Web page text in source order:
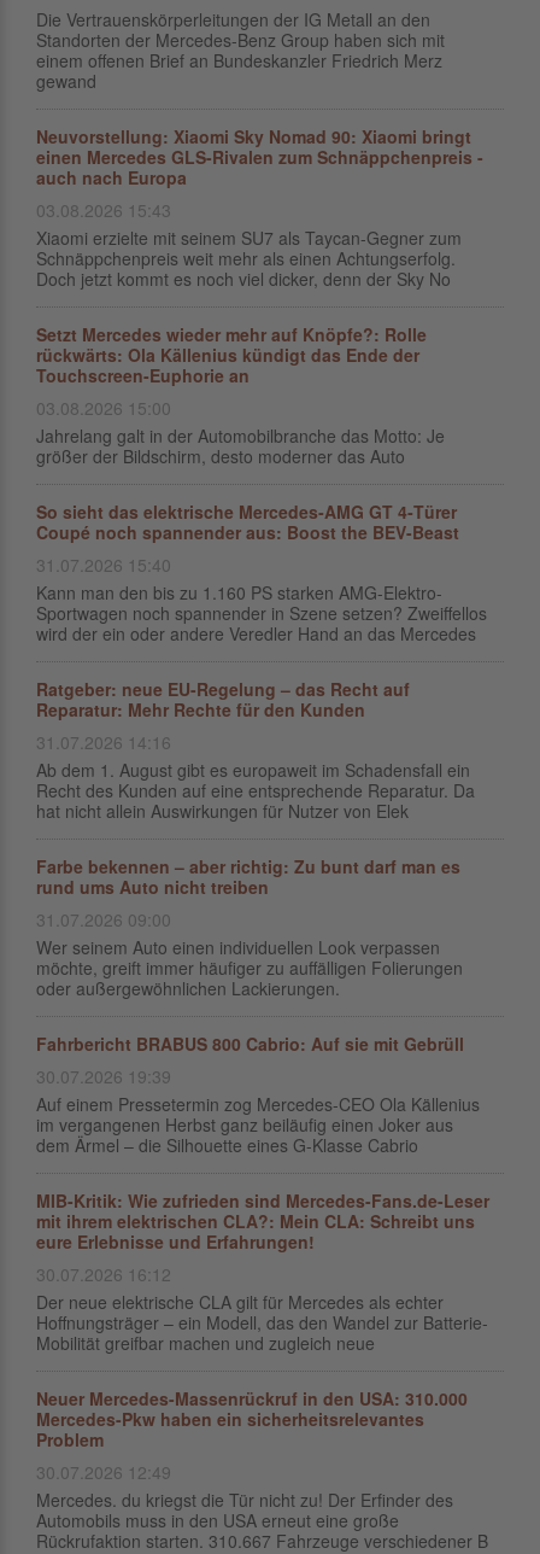
Die Vertrauenskörperleitungen der IG Metall an den
Standorten der Mercedes-Benz Group haben sich mit
einem offenen Brief an Bundeskanzler Friedrich Merz
gewand
Neuvorstellung: Xiaomi Sky Nomad 90: Xiaomi bringt
einen Mercedes GLS-Rivalen zum Schnäppchenpreis -
auch nach Europa
03.08.2026 15:43
Xiaomi erzielte mit seinem SU7 als Taycan-Gegner zum
Schnäppchenpreis weit mehr als einen Achtungserfolg.
Doch jetzt kommt es noch viel dicker, denn der Sky No
Setzt Mercedes wieder mehr auf Knöpfe?: Rolle
rückwärts: Ola Källenius kündigt das Ende der
Touchscreen-Euphorie an
03.08.2026 15:00
Jahrelang galt in der Automobilbranche das Motto: Je
größer der Bildschirm, desto moderner das Auto
So sieht das elektrische Mercedes‑AMG GT 4‑Türer
Coupé noch spannender aus: Boost the BEV-Beast
31.07.2026 15:40
Kann man den bis zu 1.160 PS starken AMG-Elektro-
Sportwagen noch spannender in Szene setzen? Zweiffellos
wird der ein oder andere Veredler Hand an das Mercedes
Ratgeber: neue EU-Regelung – das Recht auf
Reparatur: Mehr Rechte für den Kunden
31.07.2026 14:16
Ab dem 1. August gibt es europaweit im Schadensfall ein
Recht des Kunden auf eine entsprechende Reparatur. Da
hat nicht allein Auswirkungen für Nutzer von Elek
Farbe bekennen – aber richtig: Zu bunt darf man es
rund ums Auto nicht treiben
31.07.2026 09:00
Wer seinem Auto einen individuellen Look verpassen
möchte, greift immer häufiger zu auffälligen Folierungen
oder außergewöhnlichen Lackierungen.
Fahrbericht BRABUS 800 Cabrio: Auf sie mit Gebrüll
30.07.2026 19:39
Auf einem Pressetermin zog Mercedes-CEO Ola Källenius
im vergangenen Herbst ganz beiläufig einen Joker aus
dem Ärmel – die Silhouette eines G-Klasse Cabrio
MIB-Kritik: Wie zufrieden sind Mercedes-Fans.de-Leser
mit ihrem elektrischen CLA?: Mein CLA: Schreibt uns
eure Erlebnisse und Erfahrungen!
30.07.2026 16:12
Der neue elektrische CLA gilt für Mercedes als echter
Hoffnungsträger – ein Modell, das den Wandel zur Batterie-
Mobilität greifbar machen und zugleich neue
Neuer Mercedes-Massenrückruf in den USA: 310.000
Mercedes-Pkw haben ein sicherheitsrelevantes
Problem
30.07.2026 12:49
Mercedes. du kriegst die Tür nicht zu! Der Erfinder des
Automobils muss in den USA erneut eine große
Rückrufaktion starten. 310.667 Fahrzeuge verschiedener B